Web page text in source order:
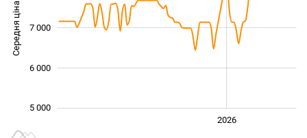
Середня ціна 5 000
5 000
6 000
7 000
2026